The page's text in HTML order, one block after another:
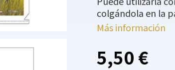
colgándola en la
Más información
5,50 €